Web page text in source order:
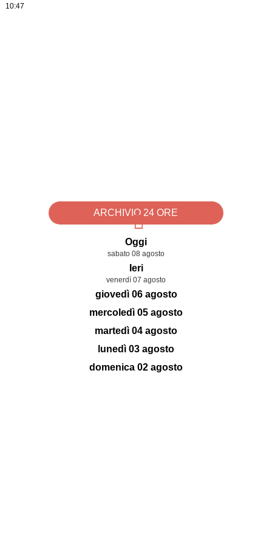
10:47
ARCHIVIO 24 ORE
Oggi
sabato 08 agosto
Ieri
venerdì 07 agosto
giovedì 06 agosto
mercoledì 05 agosto
martedì 04 agosto
lunedì 03 agosto
domenica 02 agosto